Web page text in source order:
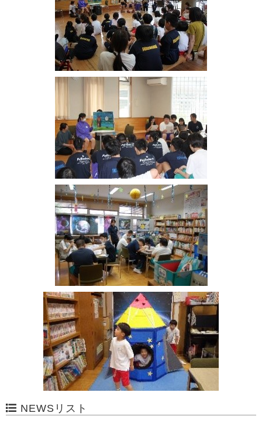
NEWSリスト